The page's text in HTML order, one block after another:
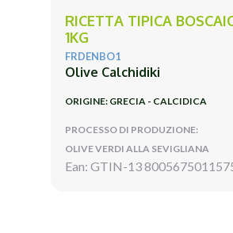
RICETTA TIPICA
1KG
FRDENBO1
Olive Calchidiki
ORIGINE: GRECIA - CALCIDICA
PROCESSO DI PRODUZIONE:
OLIVE VERDI ALLA SEVIGLIANA
Ean: GTIN-13